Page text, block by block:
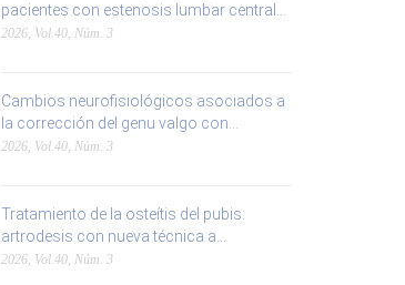
pacientes con estenosis lumbar central...
2026, Vol.40, Núm. 3
Cambios neurofisiológicos asociados a
la corrección del genu valgo con...
2026, Vol.40, Núm. 3
Tratamiento de la osteítis del pubis:
artrodesis con nueva técnica a...
2026, Vol.40, Núm. 3